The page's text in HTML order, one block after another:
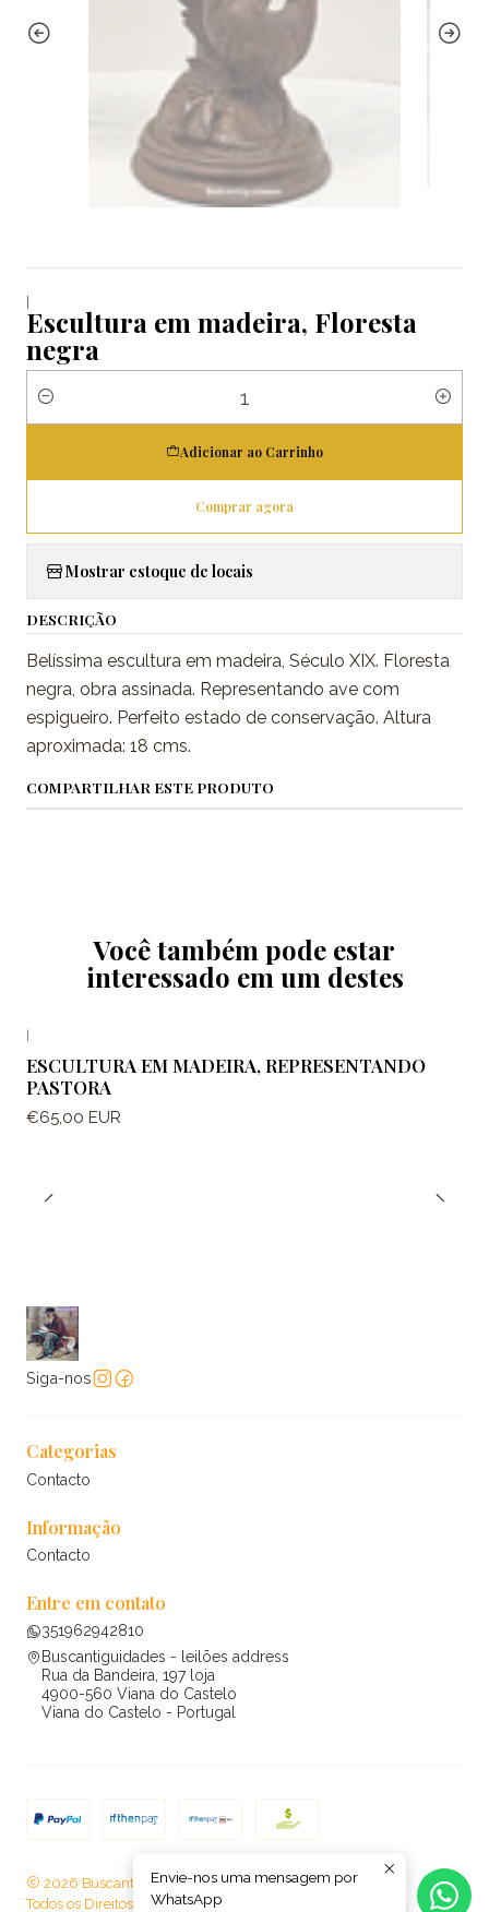
|
Escultura em madeira, Floresta
negra
Quantidade
Adicionar ao Carrinho
Comprar agora
Mostrar estoque de locais
DESCRIÇÃO
Belíssima escultura em madeira, Século XIX. Floresta
negra, obra assinada. Representando ave com
espigueiro. Perfeito estado de conservação. Altura
aproximada: 18 cms.
COMPARTILHAR ESTE PRODUTO
Você também pode estar
interessado em um destes
ESCULTURA EM MADEIRA, REPRESENTANDO
PASTORA
€65,00 EUR
Siga-nos
Categorias
Contacto
Informação
Contacto
Entre em contato
351962942810
Buscantiguidades - leilões address
Rua da Bandeira, 197 loja
4900-560 Viana do Castelo
Viana do Castelo - Portugal
2026 Buscantiguidades - leilões .
Todos os Direitos Reservados.Com tecnologia Jumpseller
Envie-nos uma mensagem por
WhatsApp